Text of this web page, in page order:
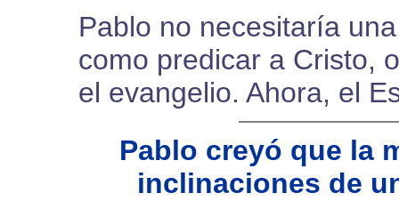
Pablo no necesitaría
como predicar a Cristo,
el evangelio. Ahora, el
Pablo creyó que la
inclinaciones de